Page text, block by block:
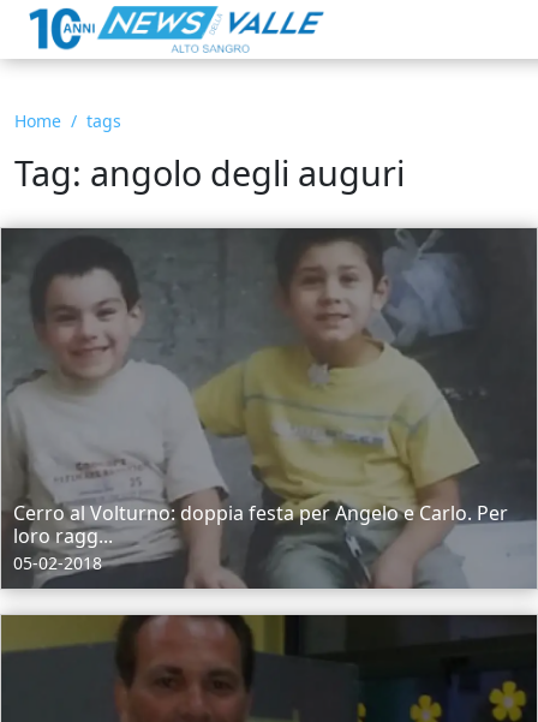
Home tags
Tag: angolo degli auguri
Cerro al Volturno: doppia festa per Angelo e Carlo. Per
loro ragg...
05-02-2018